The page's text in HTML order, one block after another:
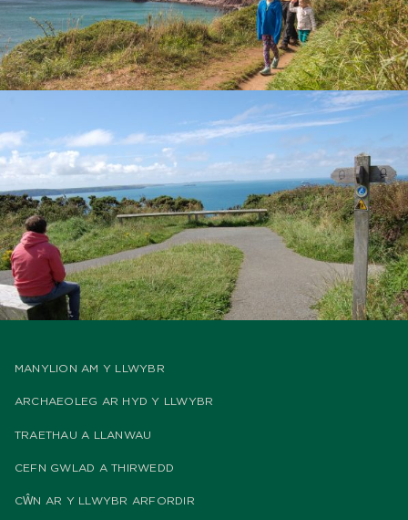
MANYLION AM Y LLWYBR
ARCHAEOLEG AR HYD Y LLWYBR
TRAETHAU A LLANWAU
CEFN GWLAD A THIRWEDD
CŴN AR Y LLWYBR ARFORDIR